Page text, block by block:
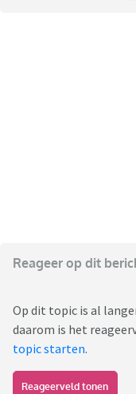
Reageer op dit
Op dit topic is al
daarom is het
topic starten.
Reageerveld tonen